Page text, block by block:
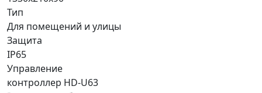
Тип
Для помещений и улицы
Защита
IP65
Управление
контроллер HD-U63